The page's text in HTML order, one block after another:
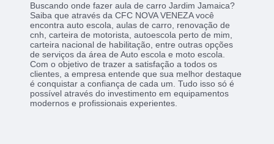
Buscando onde fazer aula de carro Jardim Jamaica?
Saiba que através da CFC NOVA VENEZA você
encontra auto escola, aulas de carro, renovação de
cnh, carteira de motorista, autoescola perto de mim,
carteira nacional de habilitação, entre outras opções
de serviços da área de Auto escola e moto escola.
Com o objetivo de trazer a satisfação a todos os
clientes, a empresa entende que sua melhor destaque
é conquistar a confiança de cada um. Tudo isso só é
possível através do investimento em equipamentos
modernos e profissionais experientes.